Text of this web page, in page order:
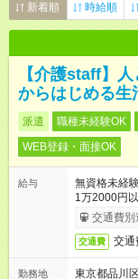
新着順 時給順
【介護staff】
からはじめる生
派遣 職種未経験OK
WEB登録・面接OK
給与
無資格未経
1万2000円
交通費別
交通費 交通
勤務地
東京都品川区